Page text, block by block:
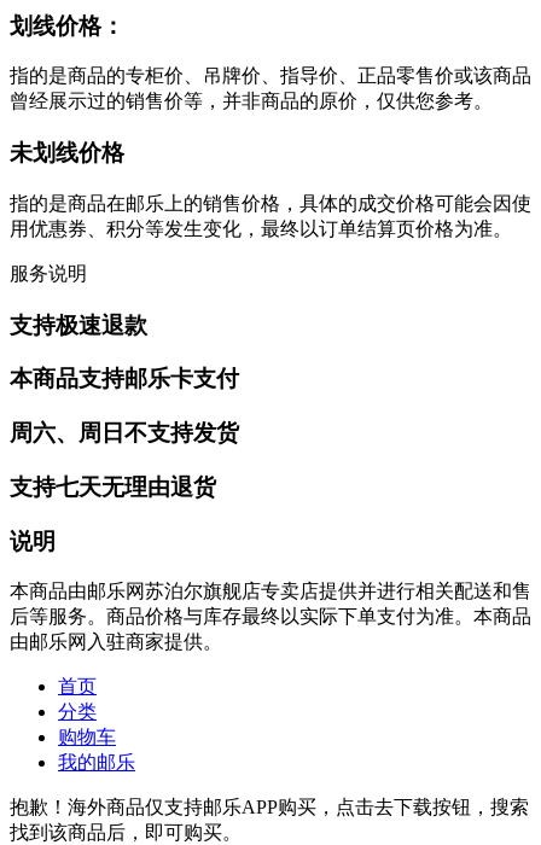
划线价格：
指的是商品的专柜价、吊牌价、指导价、正品零售价或该商品
曾经展示过的销售价等，并非商品的原价，仅供您参考。
未划线价格
指的是商品在邮乐上的销售价格，具体的成交价格可能会因使
用优惠券、积分等发生变化，最终以订单结算页价格为准。
服务说明
支持极速退款
本商品支持邮乐卡支付
周六、周日不支持发货
支持七天无理由退货
说明
本商品由邮乐网苏泊尔旗舰店专卖店提供并进行相关配送和售
后等服务。商品价格与库存最终以实际下单支付为准。本商品
由邮乐网入驻商家提供。
首页
分类
购物车
我的邮乐
抱歉！海外商品仅支持邮乐APP购买，点击去下载按钮，搜索
找到该商品后，即可购买。